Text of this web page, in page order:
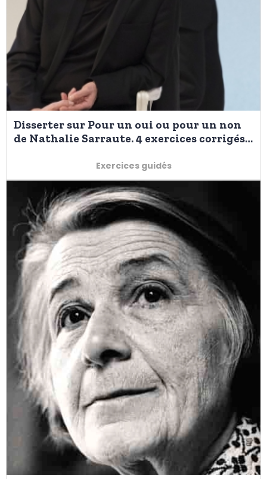
Disserter sur Pour un oui ou pour un non
de Nathalie Sarraute. 4 exercices corrigés
Exercices guidés